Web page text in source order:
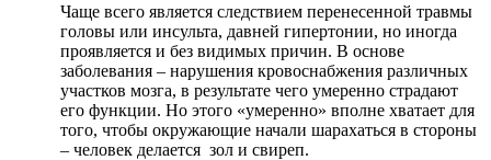
Чаще всего является следствием перенесенной травмы
головы или инсульта, давней гипертонии, но иногда
проявляется и без видимых причин. В основе
заболевания – нарушения кровоснабжения различных
участков мозга, в результате чего умеренно страдают
его функции. Но этого «умеренно» вполне хватает для
того, чтобы окружающие начали шарахаться в стороны
– человек делается зол и свиреп.